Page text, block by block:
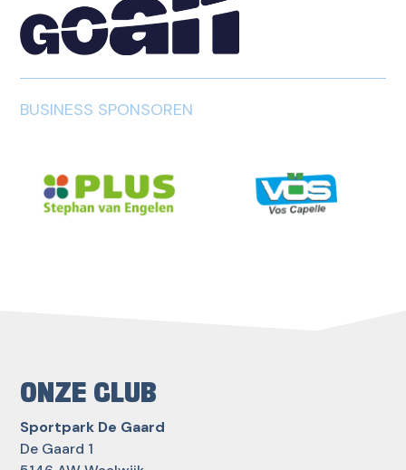
BUSINESS SPONSOREN
ONZE CLUB
Sportpark De Gaard
De Gaard 1